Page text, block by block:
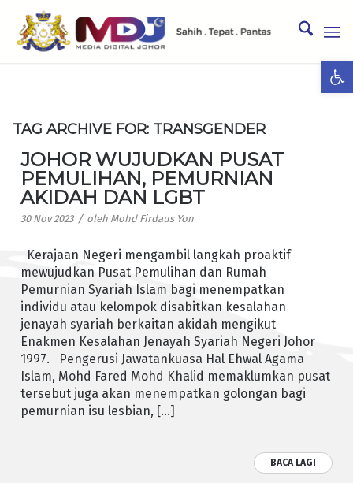
TAG ARCHIVE FOR: TRANSGENDER
JOHOR WUJUDKAN PUSAT
PEMULIHAN, PEMURNIAN
AKIDAH DAN LGBT
30 Nov 2023 / oleh Mohd Firdaus Yon
Kerajaan Negeri mengambil langkah proaktif
mewujudkan Pusat Pemulihan dan Rumah
Pemurnian Syariah Islam bagi menempatkan
individu atau kelompok disabitkan kesalahan
jenayah syariah berkaitan akidah mengikut
Enakmen Kesalahan Jenayah Syariah Negeri Johor
1997. Pengerusi Jawatankuasa Hal Ehwal Agama
Islam, Mohd Fared Mohd Khalid memaklumkan pusat
tersebut juga akan menempatkan golongan bagi
pemurnian isu lesbian, […]
BACA LAGI